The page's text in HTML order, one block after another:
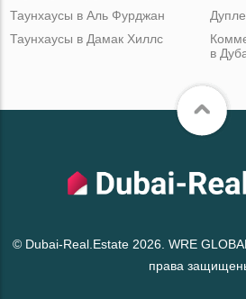
Таунхаусы в Аль Фурджан
Таунхаусы в Дамак Хиллс
в
© Dubai-Real.Estate 2026. WRE
права